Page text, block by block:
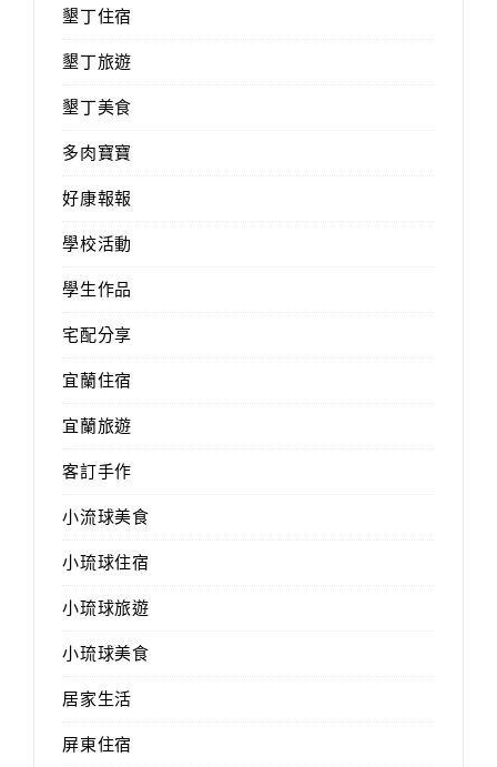
墾丁住宿
墾丁旅遊
墾丁美食
多肉寶寶
好康報報
學校活動
學生作品
宅配分享
宜蘭住宿
宜蘭旅遊
客訂手作
小流球美食
小琉球住宿
小琉球旅遊
小琉球美食
居家生活
屏東住宿